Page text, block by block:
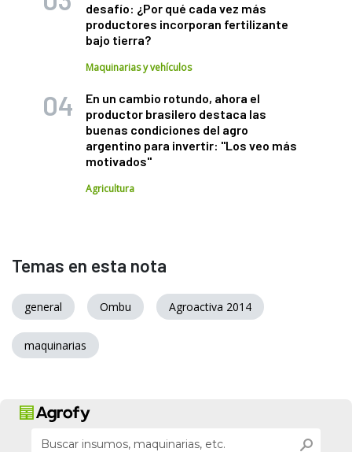
desafío: ¿Por qué cada vez más
productores incorporan fertilizante
bajo tierra?
Maquinarias y vehículos
En un cambio rotundo, ahora el
productor brasilero destaca las
buenas condiciones del agro
argentino para invertir: "Los veo más
motivados"
Agricultura
Temas en esta nota
general Ombu Agroactiva 2014
maquinarias